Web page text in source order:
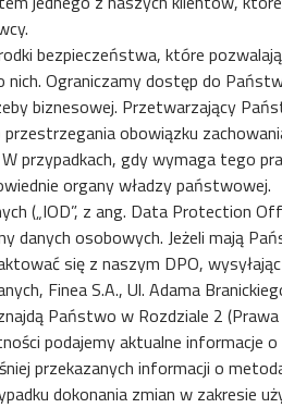
bezpieczeństwa, które
Ograniczamy dostęp do
biznesowej. Przetwarzający
obowiązku
przypadkach, gdy wymaga tego
organy władzy państwowej.
(„IOD”, z ang. Data Protection
danych osobowych. Jeżeli mają
się z naszym DPO,
Finea S.A., Ul. Adama
Państwo w Rozdziale 2
podajemy aktualne
przekazanych informacji o
dokonania zmian w zakresie